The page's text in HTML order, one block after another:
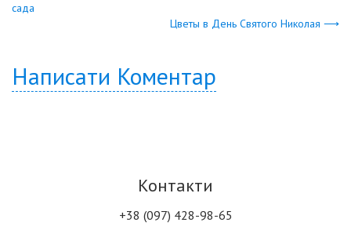
сада
Цветы в День Святого Николая ⟶
Написати Коментар
Контакти
+38 (097) 428-98-65